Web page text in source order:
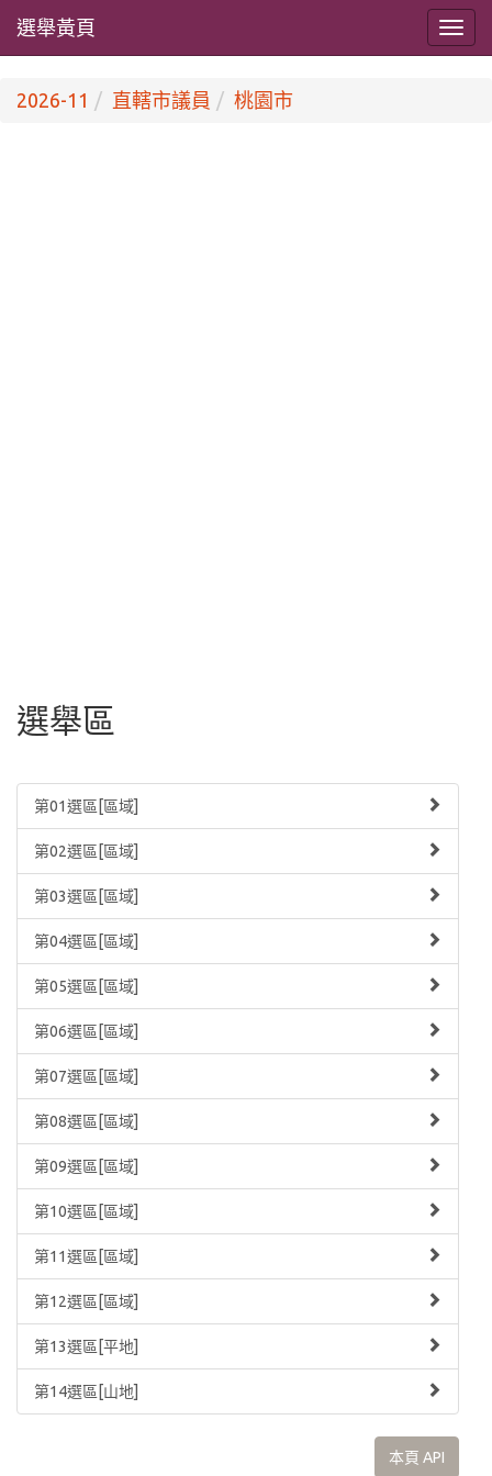
選舉黃頁
2026-11 直轄市議員 桃園市
選舉區
第01選區[區域]
第02選區[區域]
第03選區[區域]
第04選區[區域]
第05選區[區域]
第06選區[區域]
第07選區[區域]
第08選區[區域]
第09選區[區域]
第10選區[區域]
第11選區[區域]
第12選區[區域]
第13選區[平地]
第14選區[山地]
本頁 API